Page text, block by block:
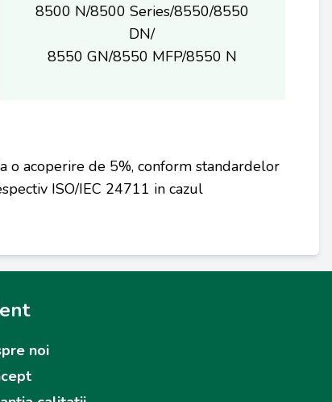
8500 N/8500 Series/8550/8550
DN/
8550 GN/8550 MFP/8550 N
o acoperire de 5%, conform standardelor
ISO/IEC 24711 in cazul
noi